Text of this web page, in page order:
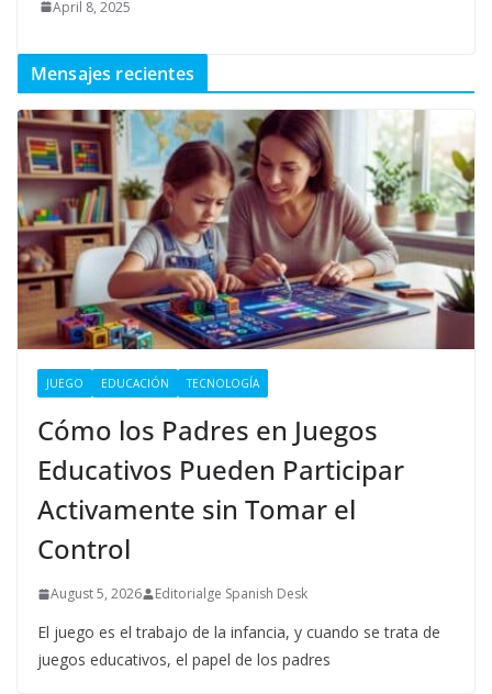
April 8, 2025
Mensajes recientes
JUEGO EDUCACIÓN TECNOLOGÍA
Cómo los Padres en Juegos
Educativos Pueden Participar
Activamente sin Tomar el
Control
August 5, 2026 Editorialge Spanish Desk
El juego es el trabajo de la infancia, y cuando se trata de
juegos educativos, el papel de los padres